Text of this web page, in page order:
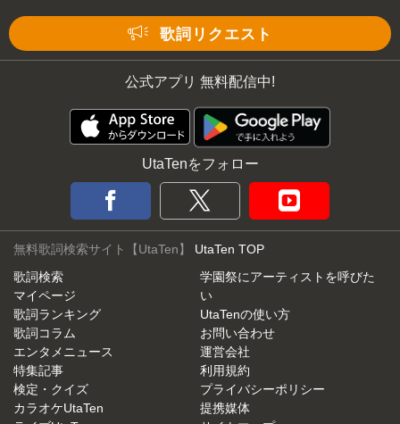
歌詞リクエスト
公式アプリ 無料配信中!
UtaTenをフォロー
無料歌詞検索サイト【UtaTen】 UtaTen TOP
歌詞検索
マイページ
歌詞ランキング
歌詞コラム
エンタメニュース
特集記事
検定・クイズ
カラオケUtaTen
学園祭にアーティストを呼びた
い
UtaTenの使い方
お問い合わせ
運営会社
利用規約
プライバシーポリシー
提携媒体